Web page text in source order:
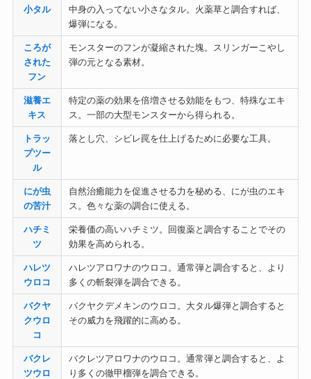
小タル
中身の入ってない小さなタル。火薬草と調合すれば、
爆弾になる。
ころが
された
フン
モンスターのフンが凝縮された塊。スリンガーこやし
弾の元となる素材。
滋養エ
キス
特定の薬の効果を倍増させる効能をもつ、特殊なエキ
ス。一部の大型モンスターから得られる。
トラッ
プツー
ル
落とし穴、シビレ罠を仕上げるために必要な工具。
にが虫
の苦汁
自然治癒能力を促進させる力を秘める、にが虫のエキ
ス。色々な薬の調合に使える。
ハチミ
ツ
栄養価の高いハチミツ。回復薬と調合することでその
効果を高められる。
ハレツ
ウロコ
ハレツアロワナのウロコ。通常弾と調合すると、より
多くの斬裂弾を調合できる。
バクヤ
クウロ
コ
バクヤクデメキンのウロコ。大タル爆弾と調合すると
その威力を飛躍的に高める。
バクレ
ツウロ
バクレツアロワナのウロコ。通常弾と調合すると、よ
り多くの徹甲榴弾を調合できる。